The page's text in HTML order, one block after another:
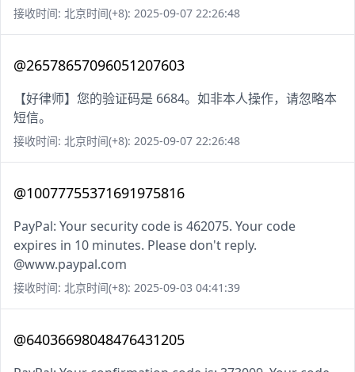
接收时间: 北京时间(+8): 2025-09-07 22:26:48
@26578657096051207603
【好律师】您的验证码是 6684。如非本人操作，请忽略本
短信。
接收时间: 北京时间(+8): 2025-09-07 22:26:48
@10077755371691975816
PayPal: Your security code is 462075. Your code
expires in 10 minutes. Please don't reply.
@www.paypal.com
接收时间: 北京时间(+8): 2025-09-03 04:41:39
@64036698048476431205